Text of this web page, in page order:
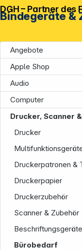
Bindegeräte &
Angebote
Apple Shop
Audio
Computer
Drucker, Scanner
Drucker
Druckerpatronen &
Druckerpapier
Druckerzubehör
Scanner & Zubehör
Bürobedarf
DGH – Partner des